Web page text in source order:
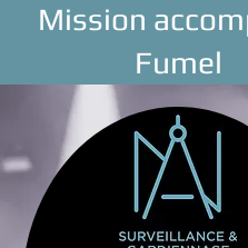
Mission
Fumel